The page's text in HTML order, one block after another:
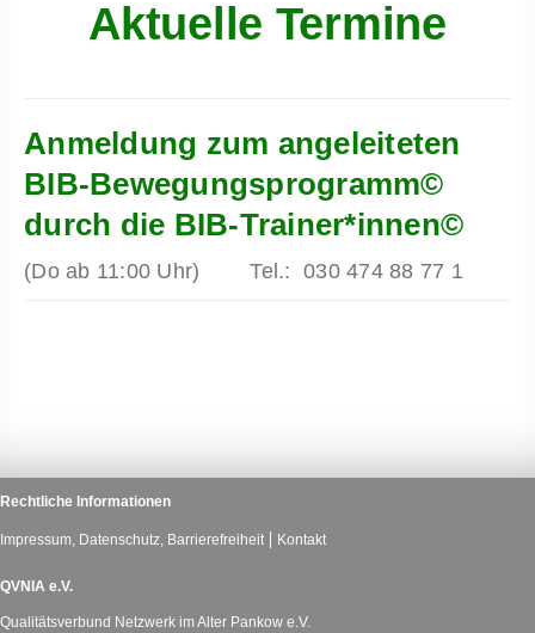
Aktuelle Termine
Anmeldung zum angeleiteten
BIB-Bewegungsprogramm©
durch die BIB-Trainer*innen©
(Do ab 11:00 Uhr) Tel.: 030 474 88 77 1
Rechtliche Informationen
Impressum, Datenschutz, Barrierefreiheit Kontakt
QVNIA e.V.
Qualitätsverbund Netzwerk im Alter Pankow e.V.